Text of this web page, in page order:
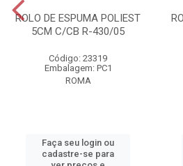
ROLO DE ESPUMA POLIEST
5CM C/CB R-430/05
Código: 23319
Embalagem: PC1
ROMA
Faça seu login ou
cadastre-se para